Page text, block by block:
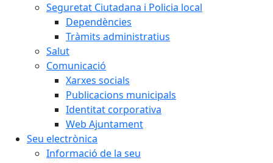
Seguretat Ciutadana i Policia local
Dependències
Tràmits administratius
Salut
Comunicació
Xarxes socials
Publicacions municipals
Identitat corporativa
Web Ajuntament
Seu electrònica
Informació de la seu